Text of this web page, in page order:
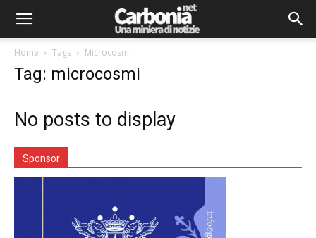
Home Tags Microcosmi
Tag: microcosmi
No posts to display
Sponsor